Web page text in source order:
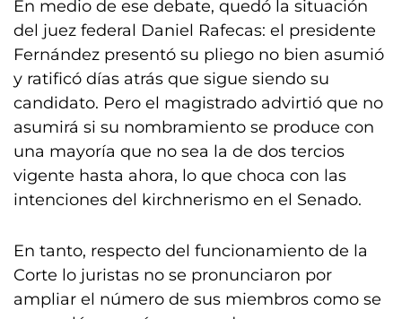
En medio de ese debate, quedó la situación
del juez federal Daniel Rafecas: el presidente
Fernández presentó su pliego no bien asumió
y ratificó días atrás que sigue siendo su
candidato. Pero el magistrado advirtió que no
asumirá si su nombramiento se produce con
una mayoría que no sea la de dos tercios
vigente hasta ahora, lo que choca con las
intenciones del kirchnerismo en el Senado.
En tanto, respecto del funcionamiento de la
Corte lo juristas no se pronunciaron por
ampliar el número de sus miembros como se